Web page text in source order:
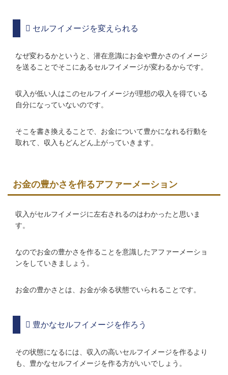
セルフイメージを変えられる
なぜ変わるかというと、潜在意識にお金や豊かさのイメージ
を送ることでそこにあるセルフイメージが変わるからです。
収入が低い人はこのセルフイメージが理想の収入を得ている
自分になっていないのです。
そこを書き換えることで、お金について豊かになれる行動を
取れて、収入もどんどん上がっていきます。
お金の豊かさを作るアファーメーション
収入がセルフイメージに左右されるのはわかったと思いま
す。
なのでお金の豊かさを作ることを意識したアファーメーショ
ンをしていきましょう。
お金の豊かさとは、お金が余る状態でいられることです。
豊かなセルフイメージを作ろう
その状態になるには、収入の高いセルフイメージを作るより
も、豊かなセルフイメージを作る方がいいでしょう。